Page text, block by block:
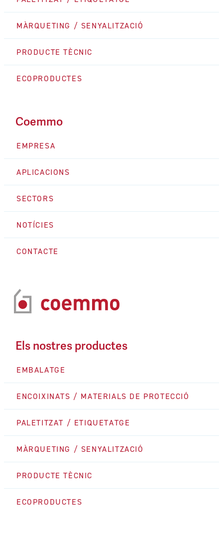
MÀRQUETING / SENYALITZACIÓ
PRODUCTE TÈCNIC
ECOPRODUCTES
Coemmo
EMPRESA
APLICACIONS
SECTORS
NOTÍCIES
CONTACTE
Els nostres productes
EMBALATGE
ENCOIXINATS / MATERIALS DE PROTECCIÓ
PALETITZAT / ETIQUETATGE
MÀRQUETING / SENYALITZACIÓ
PRODUCTE TÈCNIC
ECOPRODUCTES